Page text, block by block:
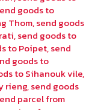
goods to
Thom,send goods
,send goods to
to Poipet,send
goods to
to Sihanouk vile,
rieng,send goods
parcel from